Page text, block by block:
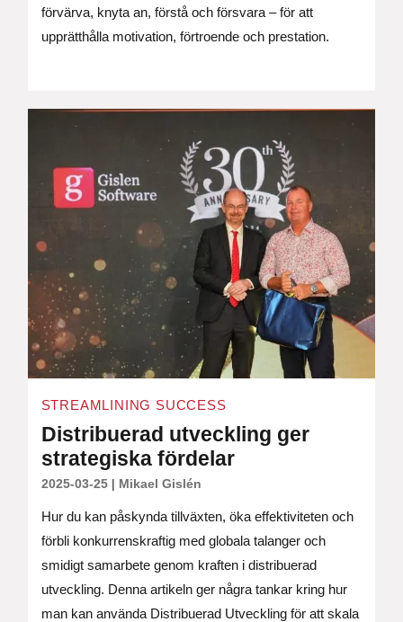
förvärva, knyta an, förstå och försvara – för att
upprätthålla motivation, förtroende och prestation.
STREAMLINING SUCCESS
Distribuerad utveckling ger
strategiska fördelar
2025-03-25| Mikael Gislén
Hur du kan påskynda tillväxten, öka effektiviteten och
förbli konkurrenskraftig med globala talanger och
smidigt samarbete genom kraften i distribuerad
utveckling. Denna artikeln ger några tankar kring hur
man kan använda Distribuerad Utveckling för att skala